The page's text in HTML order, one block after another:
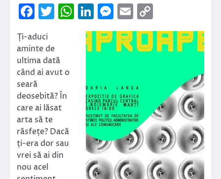
Facebook
Twitter
WhatsApp
LinkedIn
Messenger
Email
Link
Ți-aduci
aminte de
ultima dată
când ai avut o
seară
deosebită? În
care ai lăsat
arta să te
răsfețe? Dacă
ți-era dor sau
vrei să ai din
nou acel